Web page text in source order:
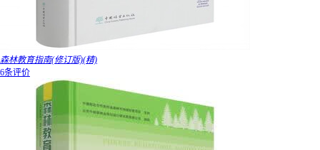
森林教育指南(修订版)(精)
6条评价